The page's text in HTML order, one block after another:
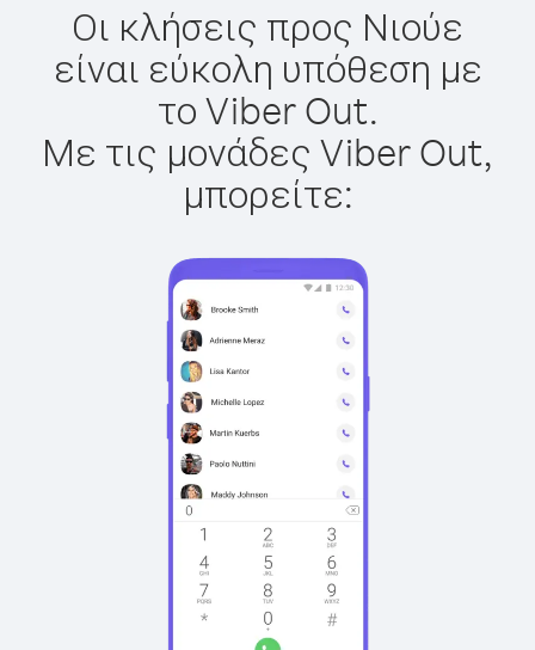
Οι κλήσεις προς Νιούε
είναι εύκολη υπόθεση με
το Viber Out.
Με τις μονάδες Viber Out,
μπορείτε: